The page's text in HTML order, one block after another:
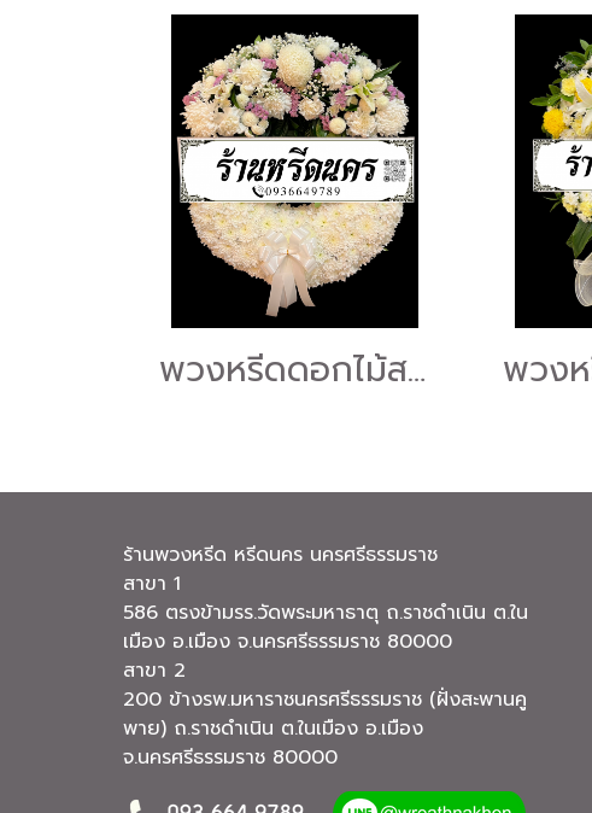
พวงหรีดดอกไม้สด "ร้านดอกไม้หรีดนคร" #ร้านพวงหรีดนครศรีธรรมราช บริการส่งพวงหรีดนครศรีธรรมราช
ร้านพวงหรีด หรีดนคร นครศรีธรรมราช
สาขา 1
586 ตรงข้ามรร.วัดพระมหาธาตุ ถ.ราชดำเนิน ต.ใน
เมือง อ.เมือง จ.นครศรีธรรมราช 80000
สาขา 2
200 ข้างรพ.มหาราชนครศรีธรรมราช (ฝั่งสะพานคู
พาย) ถ.ราชดำเนิน ต.ในเมือง อ.เมือง
จ.นครศรีธรรมราช 80000